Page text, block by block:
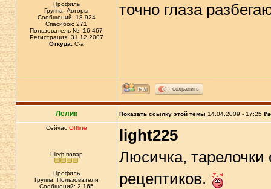
Профиль
Группа: Авторы
Сообщений: 18 924
Спасибок: 271
Пользователь №: 16 467
Регистрация: 31.12.2007
Откуда:C-a
точно глаза
сохранить
Лелик Показать ссылку этой темы 14.04.2009 - 17:25
Сейчас Offline
Шеф-повар
Профиль
Группа: Пользователи
Сообщений: 2 165
light225
Люсичка,
рецептиков.